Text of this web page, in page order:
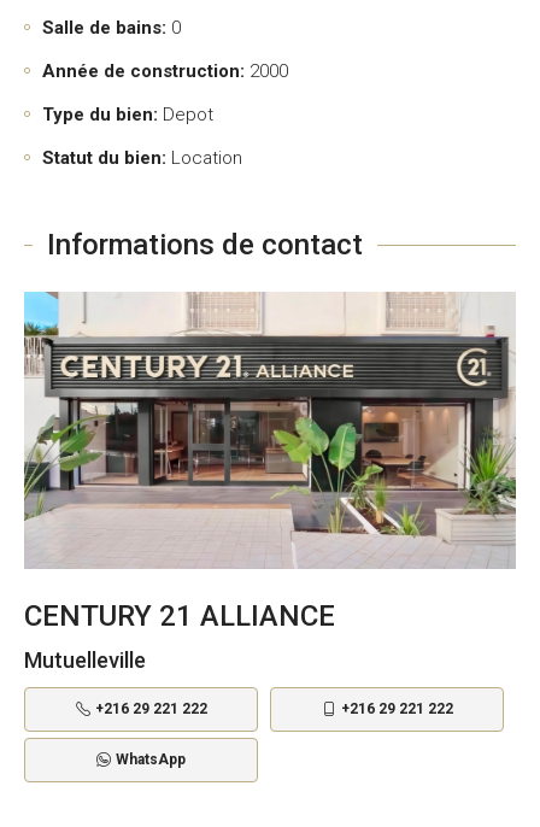
Salle de bains: 0
Année de construction: 2000
Type du bien: Depot
Statut du bien: Location
Informations de contact
CENTURY 21 ALLIANCE
Mutuelleville
+216 29 221 222 +216 29 221 222
WhatsApp